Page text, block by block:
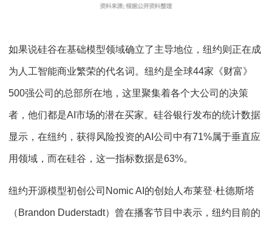
如果说硅谷在基础模型领域确立了主导地位，纽约则正在成
为人工智能商业繁荣的代名词。纽约是全球44家《财富》
500强公司的总部所在地，这里聚集着各个大公司的决策
者，他们都是AI市场的潜在买家。硅谷银行发布的统计数据
显示，在纽约，获得风险投资的AI公司中有71%属于垂直应
用领域，而在硅谷，这一指标数据是63%。
纽约开源模型初创公司Nomic AI的创始人布莱登·杜德斯塔
（Brandon Duderstadt）曾在播客节目中表示，纽约目前的